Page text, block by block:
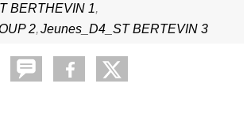
BERTHEVIN 1
2 Jeunes_D4_ST BERTEVIN 3